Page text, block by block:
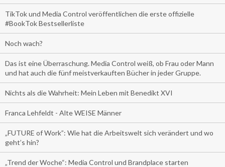
TikTok und Media Control veröffentlichen die erste offizielle
#BookTok Bestsellerliste
Noch wach?
Das ist eine Überraschung. Media Control weiß, ob Frau oder Mann
und hat auch die fünf meistverkauften Bücher in jeder Gruppe.
Nichts als die Wahrheit: Mein Leben mit Benedikt XVI
Franca Lehfeldt - Alte WEISE Männer
„FUTURE of Work”: Wie hat die Arbeitswelt sich verändert und wo
geht’s hin?
„Trend der Woche“: Media Control und Brandplace starten